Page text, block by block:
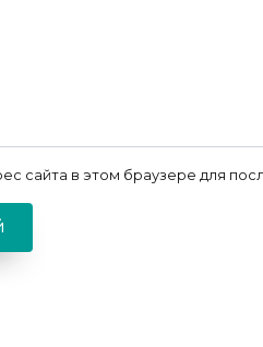
сайта в этом браузере для